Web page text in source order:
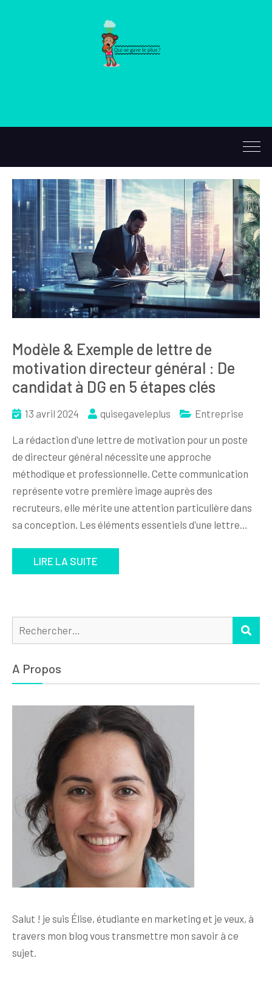
Modèle & Exemple de lettre de
motivation directeur général : De
candidat à DG en 5 étapes clés
13 avril 2024 quisegaveleplus Entreprise
La rédaction d'une lettre de motivation pour un poste
de directeur général nécessite une approche
méthodique et professionnelle. Cette communication
représente votre première image auprès des
recruteurs, elle mérite une attention particulière dans
sa conception. Les éléments essentiels d'une lettre…
LIRE LA SUITE
Rechercher :
A Propos
Salut ! je suis Élise, étudiante en marketing et je veux, à
travers mon blog vous transmettre mon savoir à ce
sujet.